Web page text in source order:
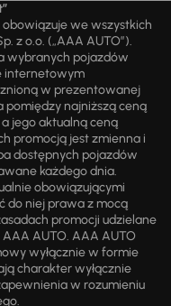
obowiązuje we wszystkich
z o.o. („AAA AUTO”).
wybranych pojazdów
internetowym
w prezentowanej
pomiędzy najniższą ceną
jego aktualną ceną
promocją jest zmienna i
dostępnych pojazdów
każdego dnia.
obowiązującymi
do niej prawa z mocą
promocji udzielane
AUTO. AAA AUTO
wyłącznie w formie
charakter wyłącznie
w rozumieniu